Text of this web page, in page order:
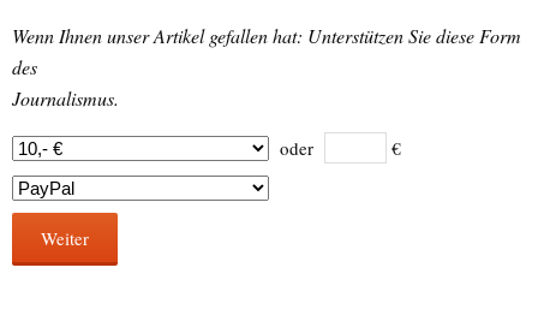
Wenn Ihnen unser Artikel gefallen hat: Unterstützen Sie diese Form
des
Journalismus.
oder €
Weiter